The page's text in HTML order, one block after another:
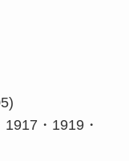
・1919・